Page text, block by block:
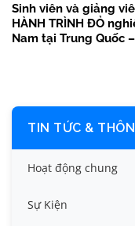
Sinh viên và giảng
HÀNH TRÌNH ĐỎ
Nam tại Trung Quốc
TIN TỨC &
Hoạt động chung
Tin công tác sinh
Sự Kiện